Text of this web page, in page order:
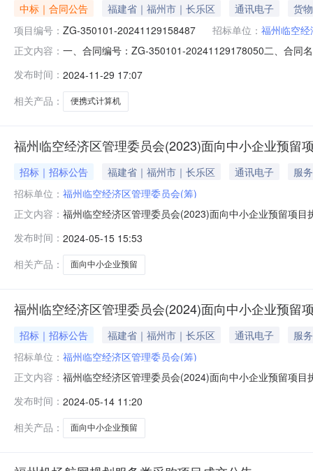
中标｜合同公告 福建省｜福州市｜长乐区 通讯电子
货物
项目编号： ZG-350101-20241129158487 招标单位： 福州临空
正文内容： 一、合同编号：ZG-350101-20241129178050二、合同
18850451805供应商（乙方）：福州浪腾电子科技有限
发布时间： 2024-11-29 17:07
相关产品：
便携式计算机
福州临空经济区管理委员会(2023)面向中小企业预留
招标｜招标公告 福建省｜福州市｜长乐区 通讯电子
服务
招标单位： 福州临空经济区管理委员会(筹)
正文内容： 福州临空经济区管理委员会(2023)面向中小企业预留项
目名称预留选项面向中小企业采购金额（万元）采购合
发布时间： 2024-05-15 15:53
相关产品：
面向中小企业预留
福州临空经济区管理委员会(2024)面向中小企业预留
招标｜招标公告 福建省｜福州市｜长乐区 通讯电子
服务
招标单位： 福州临空经济区管理委员会(筹)
正文内容： 福州临空经济区管理委员会(2024)面向中小企业预留项
目名称预留选项面向中小企业采购金额（万元）采购合
发布时间： 2024-05-14 11:20
相关产品：
面向中小企业预留